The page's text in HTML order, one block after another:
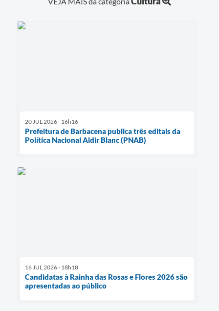
20 JUL 2026 - 16h16
Prefeitura de Barbacena publica três editais da
Política Nacional Aldir Blanc (PNAB)
16 JUL 2026 - 18h18
Candidatas à Rainha das Rosas e Flores 2026 são
apresentadas ao público